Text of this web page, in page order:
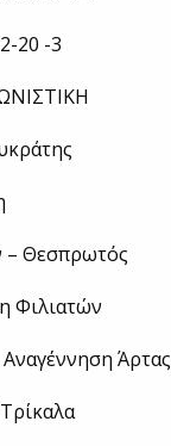
20 -3
Θεσπρωτός
Φιλιατών
Άρτας